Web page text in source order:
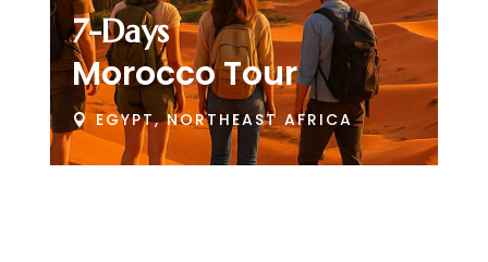
7-Days
Morocco Tour
 EGYPT, NORTHEAST AFRICA